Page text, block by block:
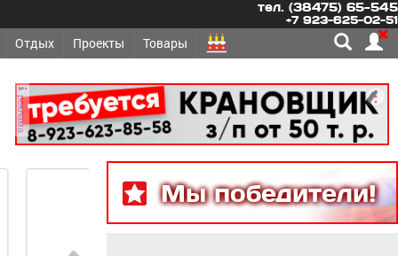
тел. (38475) 65-545
+7 923-625-02-51
Отдых Проекты Товары
реклама
Мы победители!